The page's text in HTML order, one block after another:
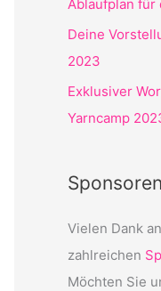
Ablaufplan für
Deine
2023
Exklusiver
Yarncamp
Sponsoren
Vielen Dank
zahlreichen
Möchten Sie